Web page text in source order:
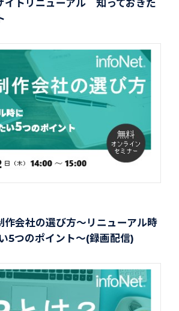
イトリニューアル 知っておきた
作会社の選び方～リニューアル時
5つのポイント～(録画配信)